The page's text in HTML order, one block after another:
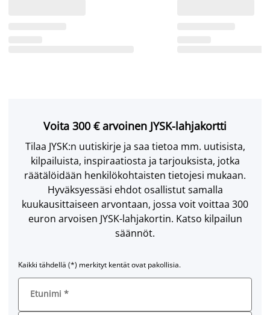
Voita 300 € arvoinen JYSK-lahjakortti
Tilaa JYSK:n uutiskirje ja saa tietoa mm. uutisista,
kilpailuista, inspiraatiosta ja tarjouksista, jotka
räätälöidään henkilökohtaisten tietojesi mukaan.
Hyväksyessäsi ehdot osallistut samalla
kuukausittaiseen arvontaan, jossa voit voittaa 300
euron arvoisen JYSK-lahjakortin. Katso kilpailun
säännöt.
Kaikki tähdellä (*) merkityt kentät ovat pakollisia.
Etunimi *